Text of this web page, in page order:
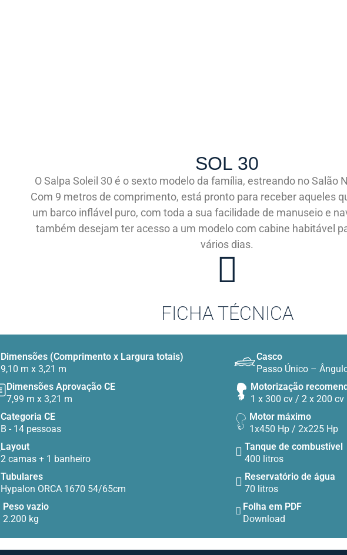
SOL 30
O Salpa Soleil 30 é o sexto modelo da família, estreando no Salão
Com 9 metros de comprimento, está pronto para receber aqueles
um barco inflável puro, com toda a sua facilidade de manuseio e
também desejam ter acesso a um modelo com cabine habitável
vários dias.
FICHA TÉCNICA
Dimensões (Comprimento x Largura totais)
9,10 m x 3,21 m
Dimensões Aprovação CE
7,99 m x 3,21 m
Categoria CE
B - 14 pessoas
Layout
2 camas + 1 banheiro
Tubulares
Hypalon ORCA 1670 54/65cm
Peso vazio
2.200 kg
Casco
Passo Único –
Motorização
1 x 300 cv / 2 x 200 cv
Motor máximo
1x450 Hp / 2x225 Hp
Tanque de combustível
400 litros
Reservatório de água
70 litros
Folha em PDF
Download